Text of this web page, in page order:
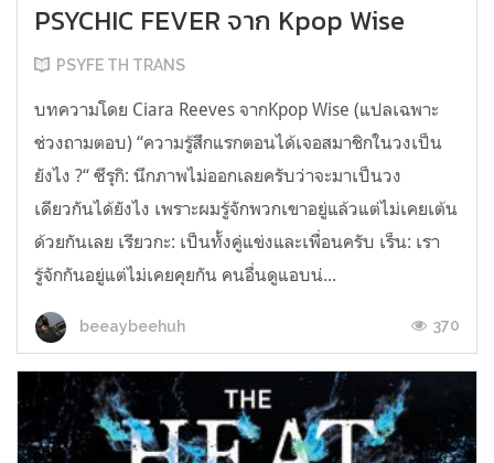
PSYCHIC FEVER จาก Kpop Wise
PSYFE TH TRANS
บทความโดย Ciara Reeves จากKpop Wise (แปลเฉพาะ
ช่วงถามตอบ) “ความรู้สึกแรกตอนได้เจอสมาชิกในวงเป็น
ยังไง ?“ ซึรุกิ: นึกภาพไม่ออกเลยครับว่าจะมาเป็นวง
เดียวกันได้ยังไง เพราะผมรู้จักพวกเขาอยู่แล้วแต่ไม่เคยเต้น
ด้วยกันเลย เรียวกะ: เป็นทั้งคู่แข่งและเพื่อนครับ เร็น: เรา
รู้จักกันอยู่แต่ไม่เคยคุยกัน คนอื่นดูแอบน่...
beeaybeehuh 370